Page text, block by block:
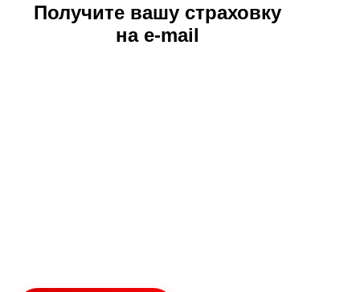
Получите вашу страховку
на e-mail